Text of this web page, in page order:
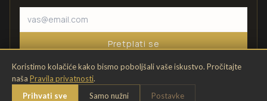
Koristimo kolačiće kako bismo poboljšali vaše iskustvo. Pročitajte
naša Pravila privatnosti.
Prihvati sve
Samo nužni Postavke
Pretplati se